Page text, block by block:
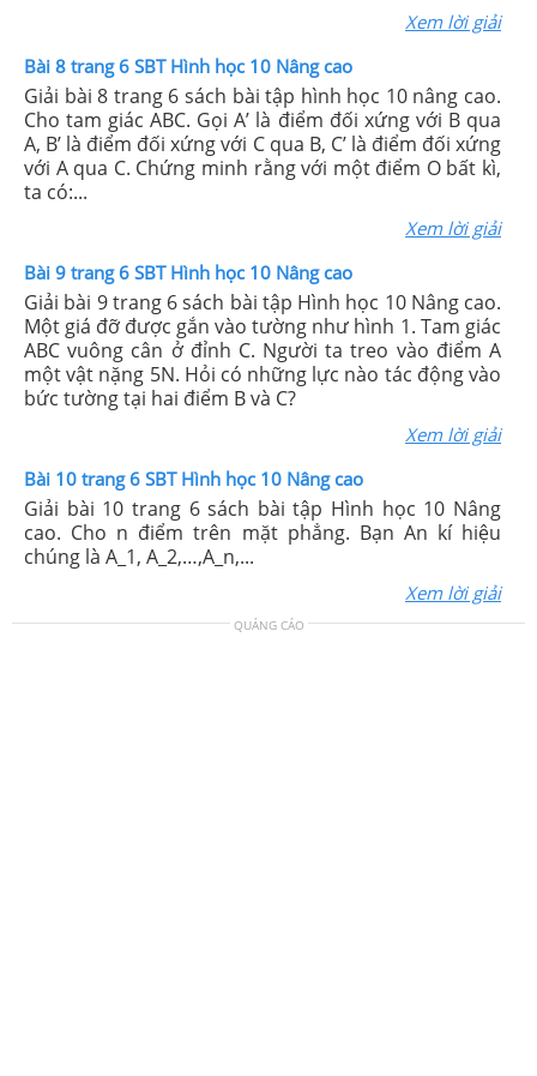
Xem lời giải
Bài 8 trang 6 SBT Hình học 10 Nâng cao
Giải bài 8 trang 6 sách bài tập hình học 10 nâng cao.
Cho tam giác ABC. Gọi A’ là điểm đối xứng với B qua
A, B’ là điểm đối xứng với C qua B, C’ là điểm đối xứng
với A qua C. Chứng minh rằng với một điểm O bất kì,
ta có:...
Xem lời giải
Bài 9 trang 6 SBT Hình học 10 Nâng cao
Giải bài 9 trang 6 sách bài tập Hình học 10 Nâng cao.
Một giá đỡ được gắn vào tường như hình 1. Tam giác
ABC vuông cân ở đỉnh C. Người ta treo vào điểm A
một vật nặng 5N. Hỏi có những lực nào tác động vào
bức tường tại hai điểm B và C?
Xem lời giải
Bài 10 trang 6 SBT Hình học 10 Nâng cao
Giải bài 10 trang 6 sách bài tập Hình học 10 Nâng
cao. Cho n điểm trên mặt phẳng. Bạn An kí hiệu
chúng là A_1, A_2,…,A_n,...
Xem lời giải
QUẢNG CÁO